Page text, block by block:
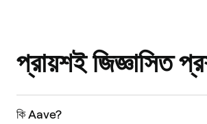
প্রায়শই জিজ্ঞাসিত
কি Aave?